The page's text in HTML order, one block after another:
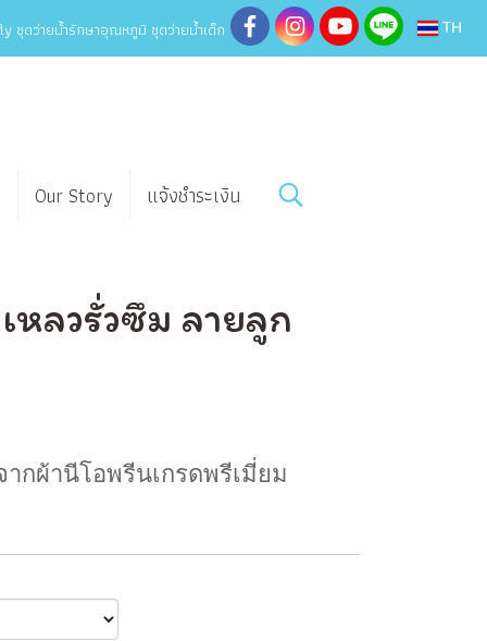
ชุดว่ายน้ำรักษาอุณหภูมิ ชุดว่ายน้ำเด็ก TH
Our Story แจ้งชำระเงิน
หลวรั่วซึม ลายลูก
ากผ้านีโอพรีนเกรดพรีเมี่ยม